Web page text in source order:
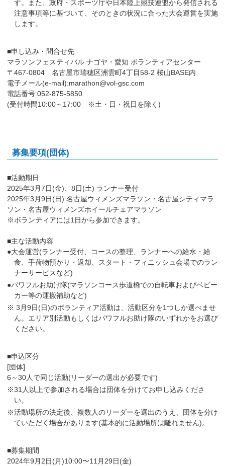
す。また、政府・スポーツ庁や日本陸上競技連盟から発信される
注意事項等に基づいて、そのときの状況に合った大会運営を実施
します。
■申し込み・問合せ先
マラソンフェスティバル ナゴヤ・愛知 ボランティアセンター
〒467-0804 名古屋市瑞穂区洲雲町4丁目58-2 桜山BASE内
電子メール(e-mail):marathon@vol-gsc.com
電話番号:052-875-5850
(受付時間10:00～17:00 ※土・日・祝日を除く)
募集要項(団体)
■活動期日
2025年3月7日(金)、8日(土) ランナー受付
2025年3月9日(日) 名古屋ウィメンズマラソン・名古屋シティマラ
ソン・名古屋ウィメンズホイールチェアマラソン
※ボランティアには1日から参加できます。
■主な活動内容
●大会運営(ランナー受付、コースの整理、ランナーへの給水・給
食、手荷物預かり・返却、スタート・フィニッシュ会場でのラン
ナーサービスなど)
●パワフルお助け隊(マラソンコース歩道橋での自転車およびベビー
カー等の運搬補助など)
※ 3月9日(日)のボランティア活動は、活動区分を1つしか選べませ
ん。エリア別活動もしくはパワフルお助け隊のいずれかをお選び
ください。
■申込区分
[団体]
6～30人で同じ活動(リーダーの選出が必要です)
※31人以上で参加される場合は団体を分けてお申し込みくださ
い。
※活動場所の決定後、複数人のリーダーを選出のうえ、団体を分け
ていただく場合があります(基本的に活動場所は離れません)。
■募集期間
2024年9月2日(月)10:00〜11月29日(金)